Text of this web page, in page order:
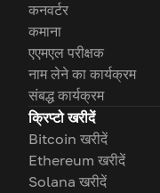
कनवर्टर
कमाना
एएमएल परीक्षक
नाम लेने का कार्यक्रम
संबद्ध कार्यक्रम
क्रिप्टो खरीदें
Bitcoin खरीदें
Ethereum खरीदें
Solana खरीदें